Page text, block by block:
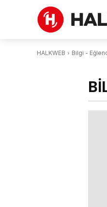
HALKWEB Bilgi -